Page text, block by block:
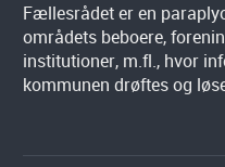
Fællesrådet er en
områdets beboere,
institutioner, m.fl., hvor
kommunen drøftes og